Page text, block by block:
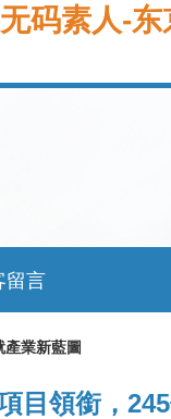
码素人-
留言
業新藍圖
目領銜，